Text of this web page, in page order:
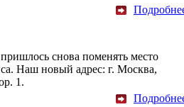
снова поменять место
Наш новый адрес: г. Москва,
1.